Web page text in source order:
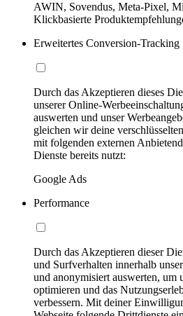
AWIN, Sovendus, Meta-Pixel,
Klickbasierte
Erweitertes Conversion-Tracking
Durch das Akzeptieren dieses
unserer Online-
auswerten und unser
gleichen wir deine
mit folgenden externen
Dienste bereits nutzt:
Google Ads
Performance
Durch das Akzeptieren dieser
und Surfverhalten innerhalb
und anonymisiert auswerten, um
optimieren und das
verbessern. Mit deiner